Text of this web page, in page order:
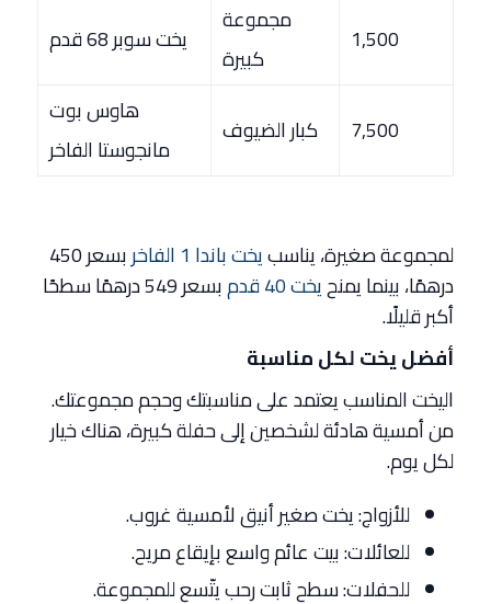
1,500
مجموعة
كبيرة
يخت سوبر 68 قدم
7,500 كبار الضيوف
هاوس بوت
مانجوستا الفاخر
لمجموعة صغيرة، يناسبيخت باندا 1 الفاخر
بسعر 450
درهمًا، بينما يمنحيخت 40 قدم
بسعر 549 درهمًا سطحًا
أكبر قليلًا.
أفضل يخت لكل مناسبة
اليخت المناسب يعتمد على مناسبتك وحجم مجموعتك.
من أمسية هادئة لشخصين إلى حفلة كبيرة، هناك خيار
لكل يوم.
للأزواج: يخت صغير أنيق لأمسية غروب.
للعائلات: بيت عائم واسع بإيقاع مريح.
للحفلات: سطح ثابت رحب يتّسع للمجموعة.